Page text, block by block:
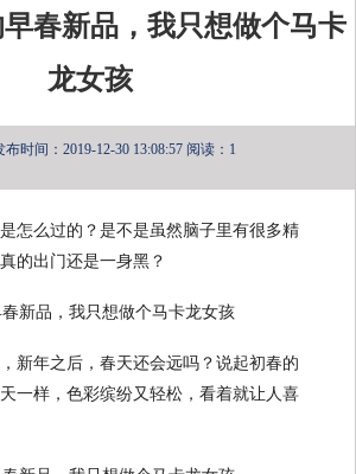
春新品，我只想做个马卡
龙女孩
布时间：2019-12-30 13:08:57 阅读：1
怎么过的？是不是虽然脑子里有很多精
的出门还是一身黑？
新年之后，春天还会远吗？说起初春的
一样，色彩缤纷又轻松，看着就让人喜